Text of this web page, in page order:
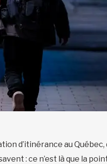
d’itinérance au
: ce n’est là que la